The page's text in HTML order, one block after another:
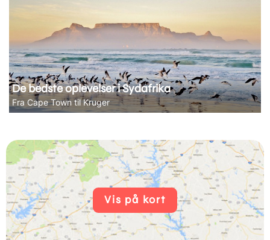
De bedste oplevelser i Sydafrika
Fra Cape Town til Kruger
Vis på kort